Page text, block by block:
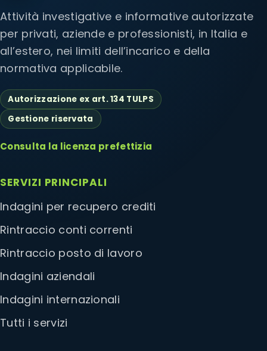
Attività investigative e informative autorizzate
per privati, aziende e professionisti, in Italia e
all’estero, nei limiti dell’incarico e della
normativa applicabile.
Autorizzazione ex art. 134 TULPS
Gestione riservata
Consulta la licenza prefettizia
SERVIZI PRINCIPALI
Indagini per recupero crediti
Rintraccio conti correnti
Rintraccio posto di lavoro
Indagini aziendali
Indagini internazionali
Tutti i servizi